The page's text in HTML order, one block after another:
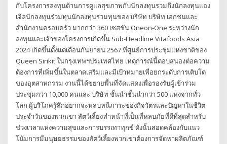
กับโครงการลงทุนด้านการดูแลสุขภาพกับนักลงทุนรวมถึงนักลงทุนแอง
เจิลนักลงทุนร่วมทุนนักลงทุนร่วมทุนของ บริษัท บริษัท เอกชนและ
สำนักงานครอบครัว มากกว่า 360 เซสชัน Oneon-One ระหว่างนัก
ลงทุนและเจ้าของโครงการเกิดขึ้น Sub-Headline Vitafoods Asia
2024 เกิดขึ้นตั้งแต่เดือนกันยายน 2567 ที่ศูนย์การประชุมแห่งชาติของ
Queen Sirikit ในกรุงเทพฯประเทศไทย เหตุการณ์นี้ตอบสนองต่อความ
ต้องการที่เพิ่มขึ้นในตลาดเสริมและมีเป้าหมายเพื่อยกระดับการเติบโต
ของอุตสาหกรรม งานนี้ได้ขยายพื้นที่จัดแสดงเพื่อรองรับผู้เข้าร่วม
ประชุมกว่า 10,000 คนและ บริษัท ชั้นนำชั้นนำกว่า 500 แห่งจากทั่ว
โลก ผู้บริโภครู้สึกอยากจะหลบหนีภาระของกิจวัตรและปัญหาในชีวิต
ประจำวันของพวกเขา สัตว์เลี้ยงทำหน้าที่เป็นที่หลบภัยที่ดีที่สุดสำหรับ
ช่วงเวลาแห่งความสุขและการบรรเทาทุกข์ ดังนั้นสอดคล้องกับแนว
โน้มการมีมนุษยธรรมของสัตว์เลี้ยงพวกเขาต้องการจัดหาผลิตภัณฑ์